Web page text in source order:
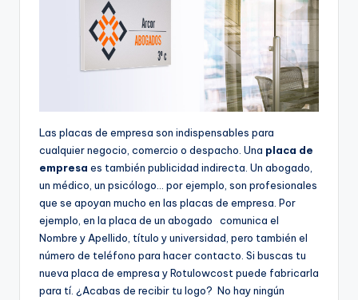
Las placas de empresa son indispensables para
cualquier negocio, comercio o despacho. Una placa de
empresa es también publicidad indirecta. Un abogado,
un médico, un psicólogo… por ejemplo, son profesionales
que se apoyan mucho en las placas de empresa. Por
ejemplo, en la placa de un abogado comunica el
Nombre y Apellido, título y universidad, pero también el
número de teléfono para hacer contacto. Si buscas tu
nueva placa de empresa y Rotulowcost puede fabricarla
para tí. ¿Acabas de recibir tu logo? No hay ningún